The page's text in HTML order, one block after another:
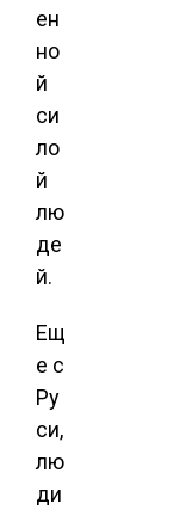
ен
но
й
си
ло
й
лю
де
й.
Ещ
е с
Ру
си,
лю
ди